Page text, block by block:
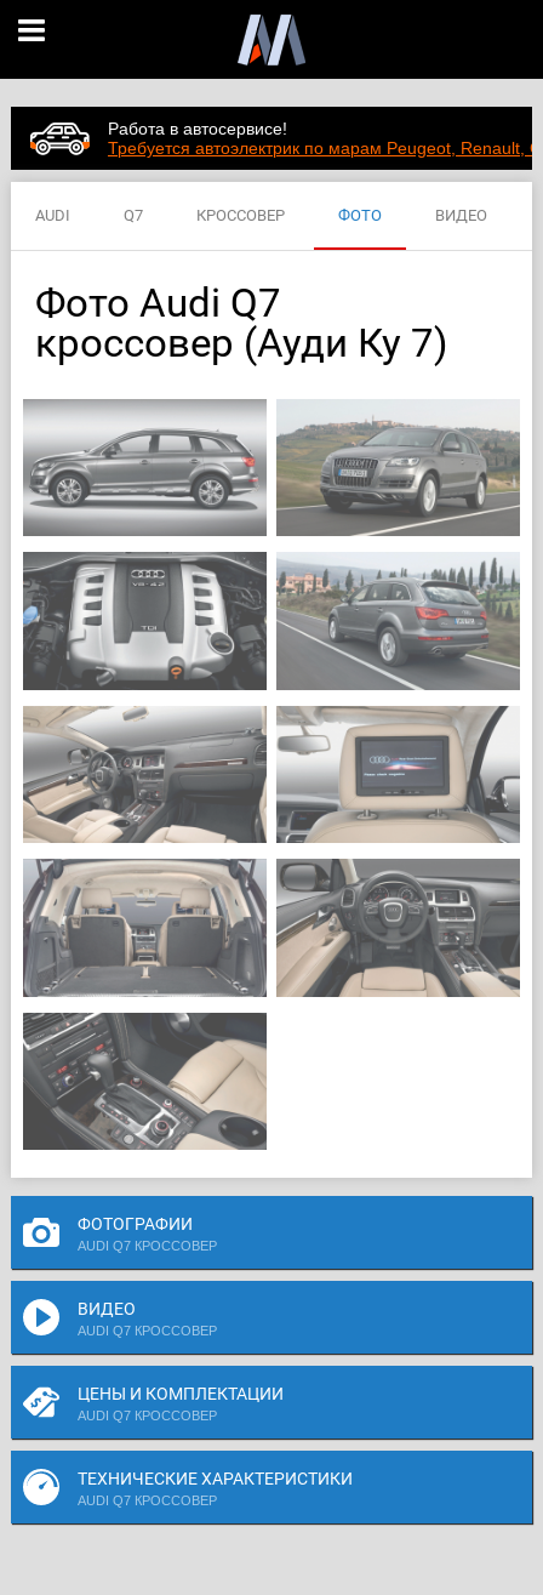
Работа в автосервисе!
Требуется автоэлектрик по марам Peugeot, Renault,
AUDI Q7 КРОССОВЕР ФОТО ВИДЕО
ХАРАКТЕРИСТИКИ
Фото Audi Q7
кроссовер (Ауди Ку 7)
ФОТОГРАФИИ
AUDI Q7 КРОССОВЕР
ВИДЕО
AUDI Q7 КРОССОВЕР
ЦЕНЫ И КОМПЛЕКТАЦИИ
AUDI Q7 КРОССОВЕР
ТЕХНИЧЕСКИЕ ХАРАКТЕРИСТИКИ
AUDI Q7 КРОССОВЕР